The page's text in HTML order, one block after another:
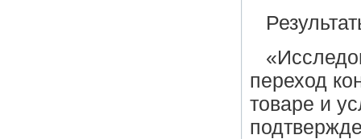
переход
товаре и